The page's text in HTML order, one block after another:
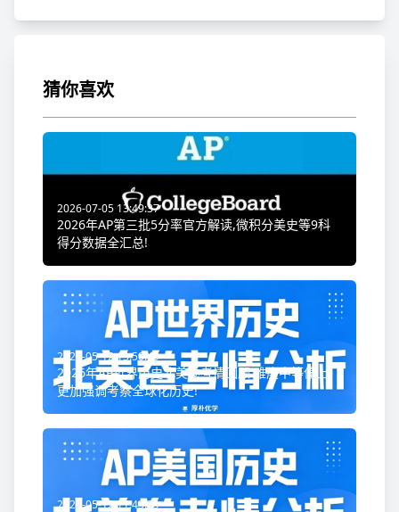
猜你喜欢
2026-07-05 13:49:37
2026年AP第三批5分率官方解读,微积分美史等9科
得分数据全汇总!
2026-05-12 13:50:49
2026年AP世界历史北美卷考情回顾:难度中等偏上,
更加强调考察全球化历史!
2026-05-12 11:43:29